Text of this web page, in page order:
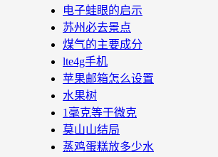
电子蛙眼的启示
苏州必去景点
煤气的主要成分
lte4g手机
苹果邮箱怎么设置
水果树
1毫克等于微克
莫山山结局
蒸鸡蛋糕放多少水